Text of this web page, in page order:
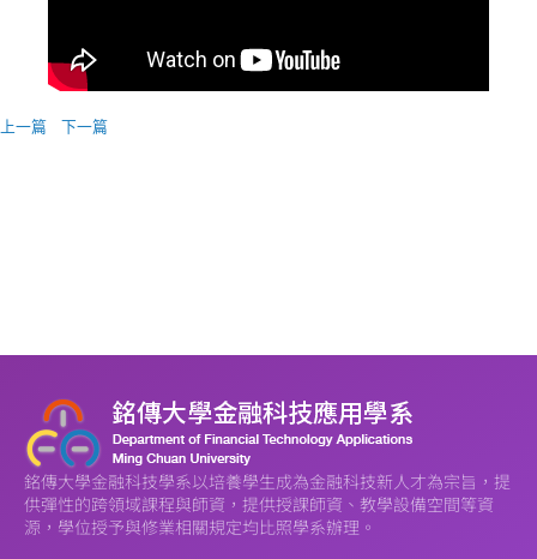
上一篇 下一篇
銘傳大學金融科技學系以培養學生成為金融科技新人才為宗旨，提
供彈性的跨領域課程與師資，提供授課師資、教學設備空間等資
源，學位授予與修業相關規定均比照學系辦理。